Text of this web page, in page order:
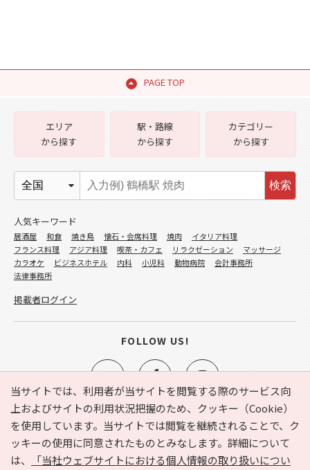
PAGE TOP
当サイトでは、利用者が当サイトを閲覧する際のサービス向
上およびサイトの利用状況把握のため、クッキー（Cookie）
を使用しています。当サイトでは閲覧を継続されることで、ク
ッキーの使用に同意されたものとみなします。詳細について
は、
「当社ウェブサイトにおける個人情報の取り扱いについ
e-NAVITA（イーナビタ）とは？ お気に入り
ヘルプ
利用規約
個人情報の取り扱いについて
運営会社
エリア
から探す
駅・路線
から探す
カテゴリー
から探す
検索
人気キーワード
居酒屋 和食 焼き鳥 懐石・会席料理 焼肉
イタリア料理
フランス料理
アジア料理 喫茶・カフェ リラクゼーション
マッサージ
カラオケ
ビジネスホテル 内科 小児科 動物病院
会計事務所
法律事務所
掲載者ログイン
FOLLOW US!